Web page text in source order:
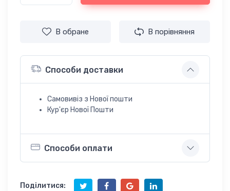
В обране В порівняння
Способи доставки
Самовивіз з Нової пошти
Кур'єр Нової Пошти
Способи оплати
Поділитися: